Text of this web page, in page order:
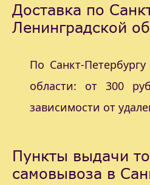
Доставка по
Ленинградской
По Санкт-
области: от 300
зависимости от
Пункты выдачи
самовывоза в